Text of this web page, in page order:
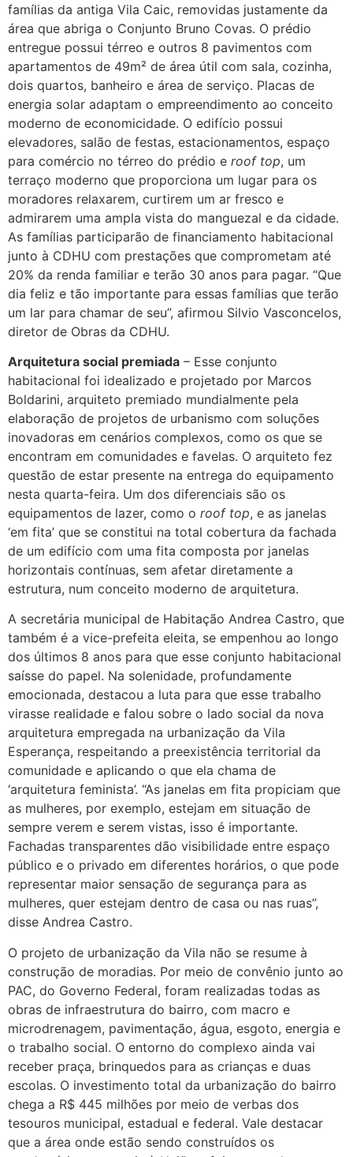
famílias da antiga Vila Caic, removidas justamente da
área que abriga o Conjunto Bruno Covas. O prédio
entregue possui térreo e outros 8 pavimentos com
apartamentos de 49m² de área útil com sala, cozinha,
dois quartos, banheiro e área de serviço. Placas de
energia solar adaptam o empreendimento ao conceito
moderno de economicidade. O edifício possui
elevadores, salão de festas, estacionamentos, espaço
para comércio no térreo do prédio e roof top, um
terraço moderno que proporciona um lugar para os
moradores relaxarem, curtirem um ar fresco e
admirarem uma ampla vista do manguezal e da cidade.
As famílias participarão de financiamento habitacional
junto à CDHU com prestações que comprometam até
20% da renda familiar e terão 30 anos para pagar. “Que
dia feliz e tão importante para essas famílias que terão
um lar para chamar de seu”, afirmou Silvio Vasconcelos,
diretor de Obras da CDHU.
Arquitetura social premiada – Esse conjunto
habitacional foi idealizado e projetado por Marcos
Boldarini, arquiteto premiado mundialmente pela
elaboração de projetos de urbanismo com soluções
inovadoras em cenários complexos, como os que se
encontram em comunidades e favelas. O arquiteto fez
questão de estar presente na entrega do equipamento
nesta quarta-feira. Um dos diferenciais são os
equipamentos de lazer, como o roof top, e as janelas
‘em fita’ que se constitui na total cobertura da fachada
de um edifício com uma fita composta por janelas
horizontais contínuas, sem afetar diretamente a
estrutura, num conceito moderno de arquitetura.
A secretária municipal de Habitação Andrea Castro, que
também é a vice-prefeita eleita, se empenhou ao longo
dos últimos 8 anos para que esse conjunto habitacional
saísse do papel. Na solenidade, profundamente
emocionada, destacou a luta para que esse trabalho
virasse realidade e falou sobre o lado social da nova
arquitetura empregada na urbanização da Vila
Esperança, respeitando a preexistência territorial da
comunidade e aplicando o que ela chama de
‘arquitetura feminista’. “As janelas em fita propiciam que
as mulheres, por exemplo, estejam em situação de
sempre verem e serem vistas, isso é importante.
Fachadas transparentes dão visibilidade entre espaço
público e o privado em diferentes horários, o que pode
representar maior sensação de segurança para as
mulheres, quer estejam dentro de casa ou nas ruas”,
disse Andrea Castro.
O projeto de urbanização da Vila não se resume à
construção de moradias. Por meio de convênio junto ao
PAC, do Governo Federal, foram realizadas todas as
obras de infraestrutura do bairro, com macro e
microdrenagem, pavimentação, água, esgoto, energia e
o trabalho social. O entorno do complexo ainda vai
receber praça, brinquedos para as crianças e duas
escolas. O investimento total da urbanização do bairro
chega a R$ 445 milhões por meio de verbas dos
tesouros municipal, estadual e federal. Vale destacar
que a área onde estão sendo construídos os